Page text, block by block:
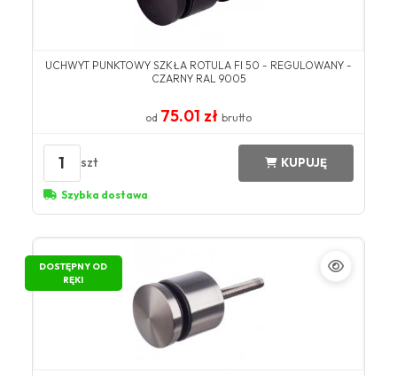
UCHWYT PUNKTOWY SZKŁA ROTULA FI 50 - REGULOWANY -
CZARNY RAL 9005
od 75.01 zł brutto
1 szt KUPUJĘ
Szybka dostawa
DOSTĘPNY OD
RĘKI